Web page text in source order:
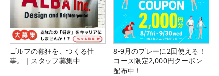
ゴルフの熱狂を、つくる仕
事。｜スタッフ募集中
8-9月のプレーに2回使える！
コース限定2,000円クーポン
配布中！